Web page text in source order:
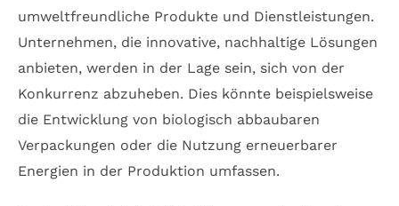
umweltfreundliche Produkte und Dienstleistungen.
Unternehmen, die innovative, nachhaltige Lösungen
anbieten, werden in der Lage sein, sich von der
Konkurrenz abzuheben. Dies könnte beispielsweise
die Entwicklung von biologisch abbaubaren
Verpackungen oder die Nutzung erneuerbarer
Energien in der Produktion umfassen.